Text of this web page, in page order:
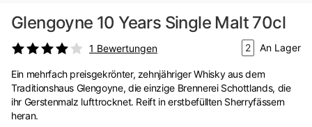
Glengoyne 10 Years Single Malt 70cl
1 Bewertungen 2 An Lager
Ein mehrfach preisgekrönter, zehnjähriger Whisky aus dem
Traditionshaus Glengoyne, die einzige Brennerei Schottlands, die
ihr Gerstenmalz lufttrocknet. Reift in erstbefüllten Sherryfässern
heran.